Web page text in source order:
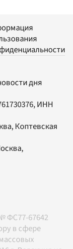
дня
ИНН
Коптевская
,
ФС77-67642
в сфере